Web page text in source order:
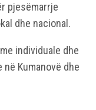
pjesëmarrje
dhe nacional.
individuale dhe
Kumanovë dhe